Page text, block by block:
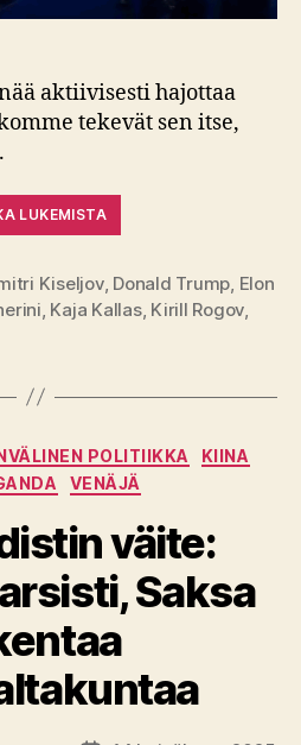
aktiivisesti hajottaa
tekevät sen itse,
LUKEMISTA
Kiseljov, Donald Trump Elon
Kaja Kallas, Kirill Rogov
KategoriatPOLITIIKKA
KIINA
VENÄJÄ
väite:
Saksa